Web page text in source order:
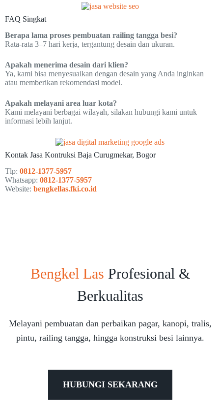
FAQ Singkat
Berapa lama proses pembuatan railing tangga besi?
Rata-rata 3–7 hari kerja, tergantung desain dan ukuran.
Apakah menerima desain dari klien?
Ya, kami bisa menyesuaikan dengan desain yang Anda inginkan
atau memberikan rekomendasi model.
Apakah melayani area luar kota?
Kami melayani berbagai wilayah, silakan hubungi kami untuk
informasi lebih lanjut.
Kontak Jasa Kontruksi Baja Curugmekar, Bogor
Tlp: 0812-1377-5957
Whatsapp: 0812-1377-5957
Website: bengkellas.fki.co.id
Bengkel Las Profesional &
Berkualitas
Melayani pembuatan dan perbaikan pagar, kanopi, tralis,
pintu, railing tangga, hingga konstruksi besi lainnya.
HUBUNGI SEKARANG